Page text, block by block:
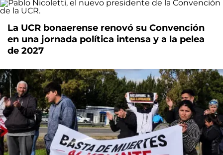
La UCR bonaerense renovó su Convención
en una jornada política intensa y a la pelea
de 2027